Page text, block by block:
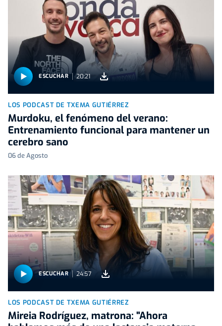
ESCUCHAR 20:21
LOS PODCAST DE TXEMA GUTIÉRREZ
Murdoku, el fenómeno del verano:
Entrenamiento funcional para mantener un
cerebro sano
06 de Agosto
ESCUCHAR 24:57
LOS PODCAST DE TXEMA GUTIÉRREZ
Mireia Rodríguez, matrona: "Ahora